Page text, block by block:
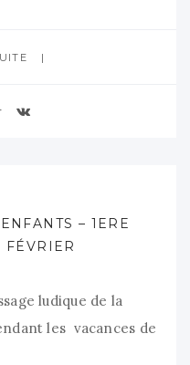
– 1ERE
FÉVRIER
ludique de la
les vacances de